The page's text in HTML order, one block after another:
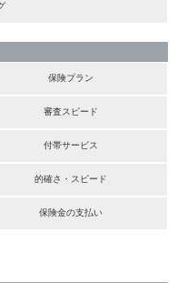
保険プラン
審査スピード
付帯サービス
的確さ・スピード
保険金の支払い